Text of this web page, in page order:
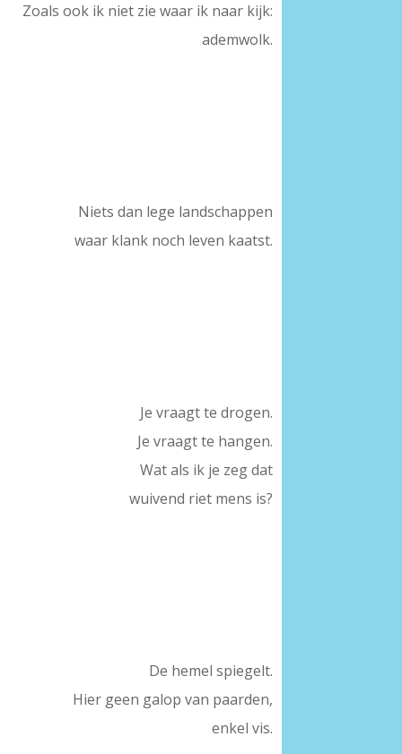
Zoals ook ik niet zie waar ik naar kijk:
ademwolk.
Niets dan lege landschappen
waar klank noch leven kaatst.
Je vraagt te drogen.
Je vraagt te hangen.
Wat als ik je zeg dat
wuivend riet mens is?
De hemel spiegelt.
Hier geen galop van paarden,
enkel vis.